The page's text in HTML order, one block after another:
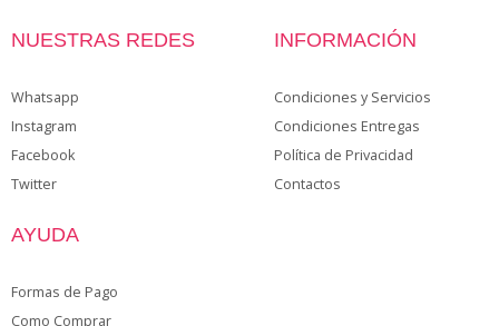
NUESTRAS REDES
Whatsapp
Instagram
Facebook
Twitter
INFORMACIÓN
Condiciones y Servicios
Condiciones Entregas
Política de Privacidad
Contactos
AYUDA
Formas de Pago
Como Comprar